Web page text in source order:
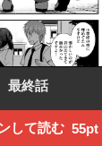
最終話
して読む 55pt